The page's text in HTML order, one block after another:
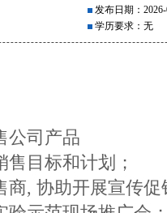
发布日期：
学历要求：无
公司产品
目标和计划；
商, 协助开展宣传